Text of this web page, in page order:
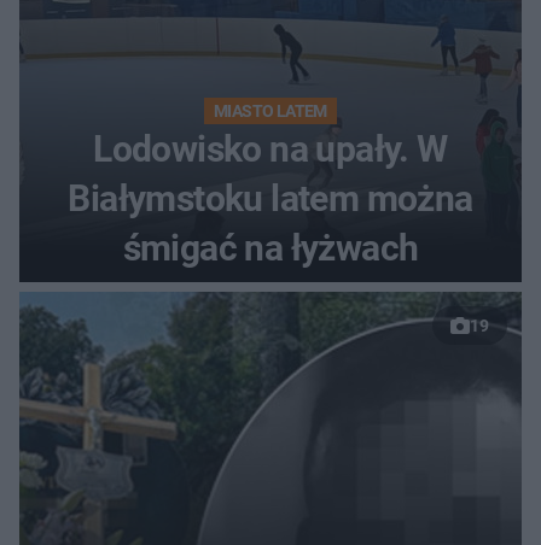
MIASTO LATEM
Lodowisko na upały. W
Białymstoku latem można
śmigać na łyżwach
19